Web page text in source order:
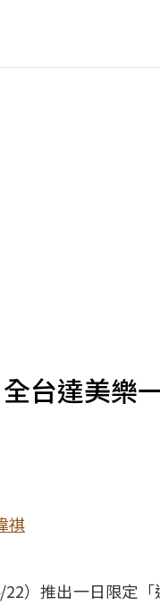
台達美樂
祺
）推出一日限定「